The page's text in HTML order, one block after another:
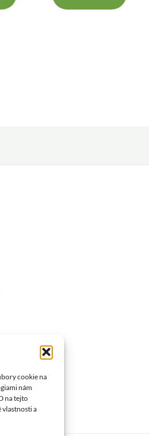
cookie na
nám
na tejto
a